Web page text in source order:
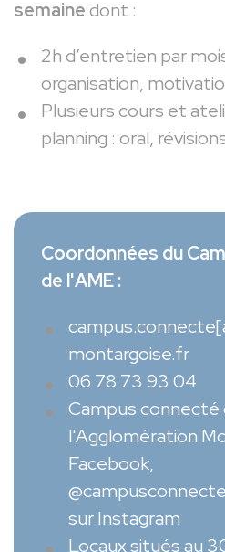
semainedont :
2h d’entretien par
organisation,
Plusieurs cours et
planning : oral,
Coordonnées du
de l'AME :
montargoise.fr
06 78 73 93 04
Campus connecté
l'Agglomération
Facebook,
sur Instagram
Locaux situés au